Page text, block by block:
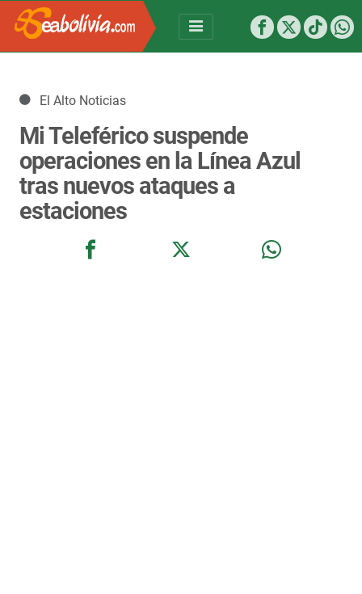
Detalles
El Alto Noticias
Mi Teleférico suspende
operaciones en la Línea Azul
tras nuevos ataques a
estaciones